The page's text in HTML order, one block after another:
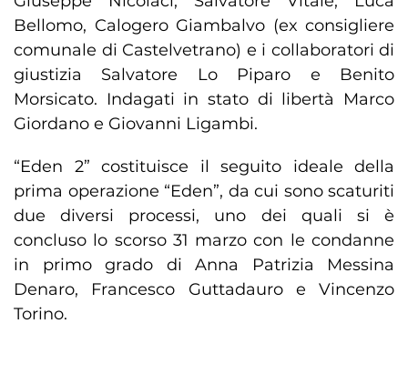
Bellomo, Calogero Giambalvo (ex consigliere
comunale di Castelvetrano) e i collaboratori di
giustizia Salvatore Lo Piparo e Benito
Morsicato. Indagati in stato di libertà Marco
Giordano e Giovanni Ligambi.
“Eden 2” costituisce il seguito ideale della
prima operazione “Eden”, da cui sono scaturiti
due diversi processi, uno dei quali si è
concluso lo scorso 31 marzo con le condanne
in primo grado di Anna Patrizia Messina
Denaro, Francesco Guttadauro e Vincenzo
Torino.